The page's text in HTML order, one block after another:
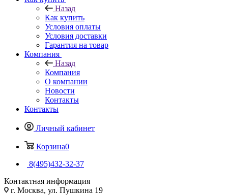
Назад
Как купить
Условия оплаты
Условия доставки
Гарантия на товар
Компания
Назад
Компания
О компании
Новости
Контакты
Контакты
Личный кабинет
Корзина0
8(495)432-32-37
Контактная информация
г. Москва, ул. Пушкина 19